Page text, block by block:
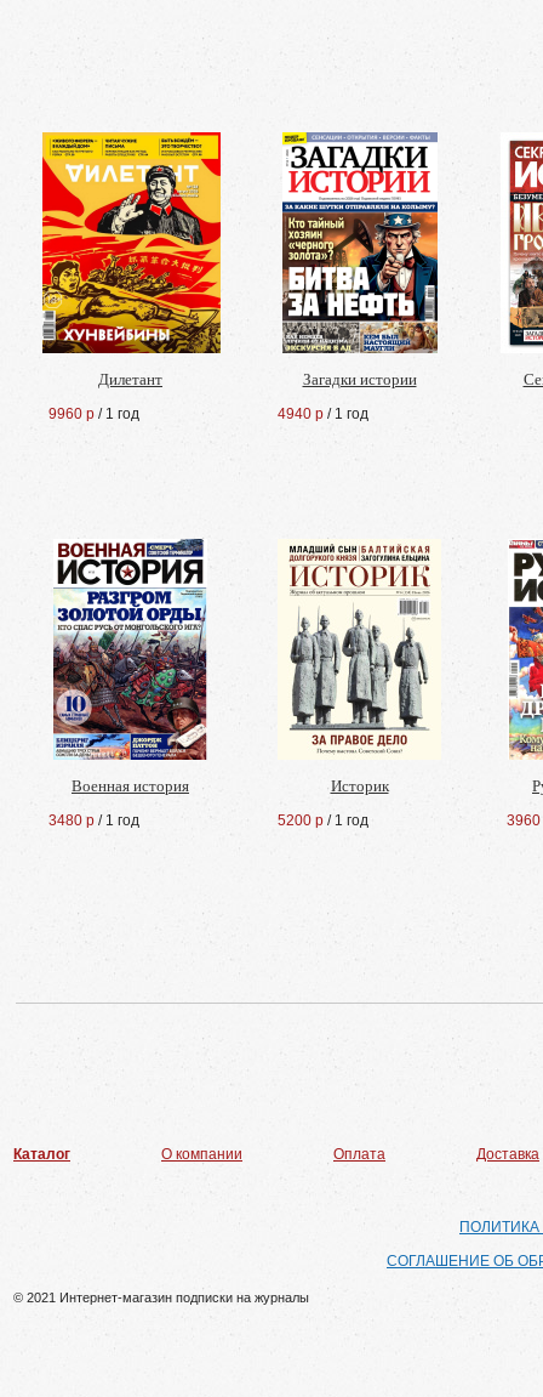
Дилетант
9960 р / 1 год
Загадки истории
4940 р / 1 год
Военная история
3480 р / 1 год
Историк
5200 р / 1 год 3960
Каталог О компании Оплата Доставка
СОГЛАШЕНИЕ ОБ
© 2021 Интернет-магазин подписки на журналы